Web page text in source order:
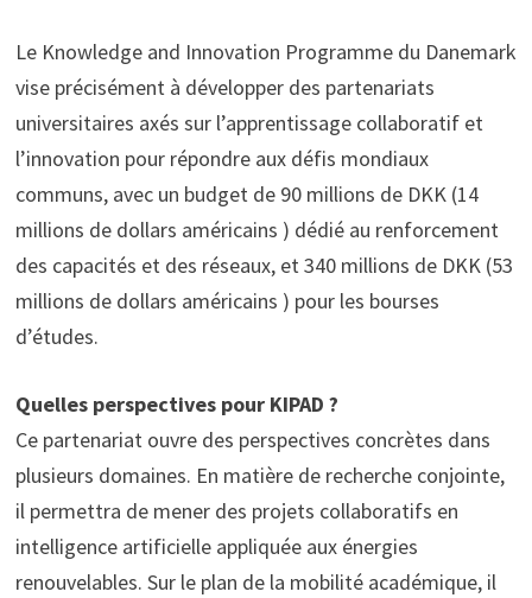
Le Knowledge and Innovation Programme du Danemark
vise précisément à développer des partenariats
universitaires axés sur l’apprentissage collaboratif et
l’innovation pour répondre aux défis mondiaux
communs, avec un budget de 90 millions de DKK (14
millions de dollars américains ) dédié au renforcement
des capacités et des réseaux, et 340 millions de DKK (53
millions de dollars américains ) pour les bourses
d’études.
Quelles perspectives pour KIPAD ?
Ce partenariat ouvre des perspectives concrètes dans
plusieurs domaines. En matière de recherche conjointe,
il permettra de mener des projets collaboratifs en
intelligence artificielle appliquée aux énergies
renouvelables. Sur le plan de la mobilité académique, il